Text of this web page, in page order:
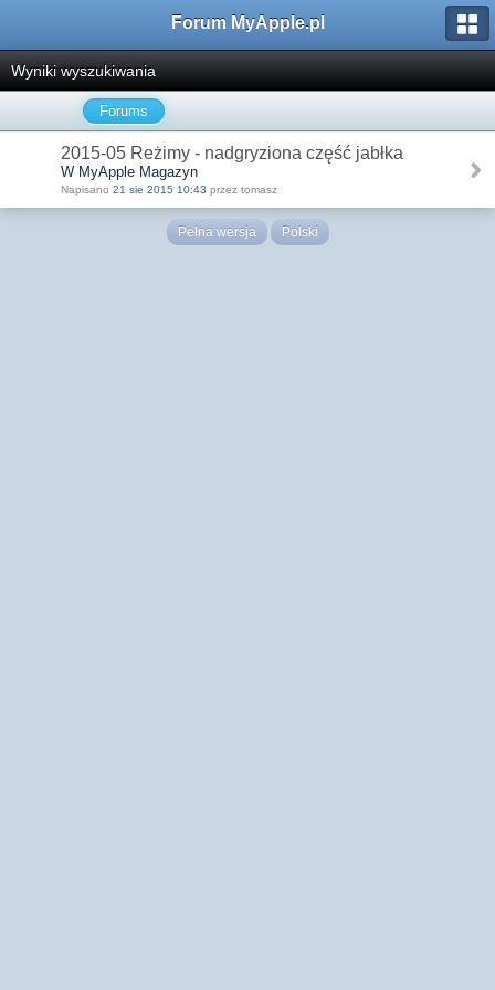
Forum MyApple.pl
Wyniki wyszukiwania
Forums
2015-05 Reżimy - nadgryziona część jabłka
W MyApple Magazyn
Napisano 21 sie 2015 10:43 przez tomasz
Pełna wersja Polski